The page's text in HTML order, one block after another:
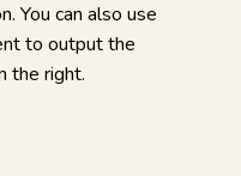
You can also use
to output the
the right.